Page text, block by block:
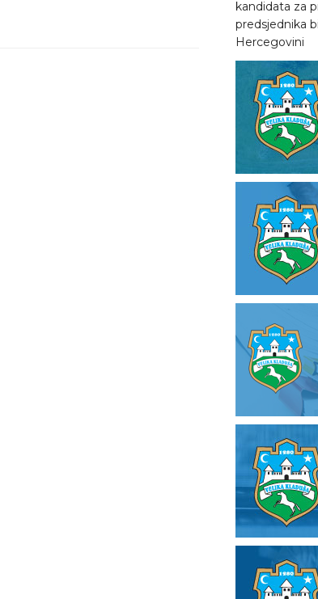
kandidata za
predsjednika
Hercegovini